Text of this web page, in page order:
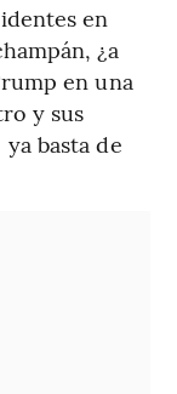
en
¿a
en una
y sus
basta de